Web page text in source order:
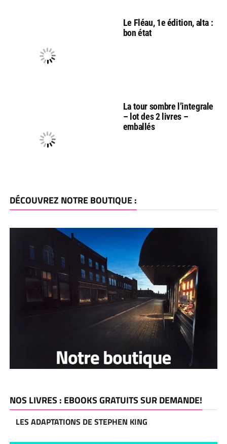
Le Fléau, 1e édition, alta :
bon état
La tour sombre l’integrale
– lot des 2 livres –
emballés
DÉCOUVREZ NOTRE BOUTIQUE :
NOS LIVRES : EBOOKS GRATUITS SUR DEMANDE!
LES ADAPTATIONS DE STEPHEN KING